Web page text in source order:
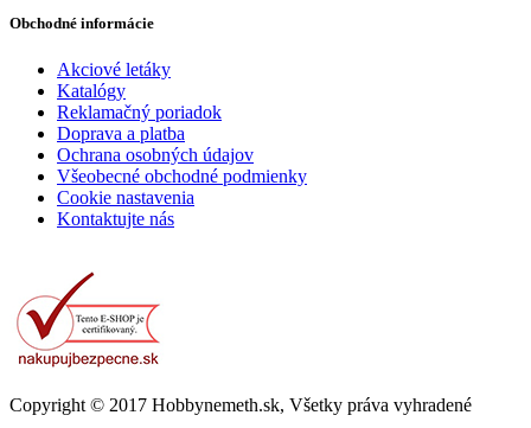
Obchodné informácie
Akciové letáky
Katalógy
Reklamačný poriadok
Doprava a platba
Ochrana osobných údajov
Všeobecné obchodné podmienky
Cookie nastavenia
Kontaktujte nás
Copyright © 2017 Hobbynemeth.sk, Všetky práva vyhradené